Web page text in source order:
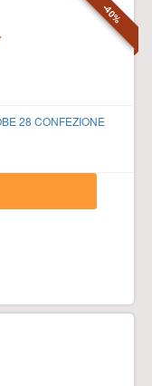
28 CONFEZIONE
-40%